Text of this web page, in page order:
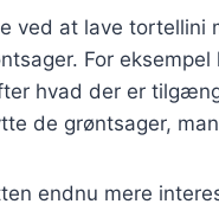
ved at lave tortellini
For
hvad der er
de grøntsager,
endnu mere